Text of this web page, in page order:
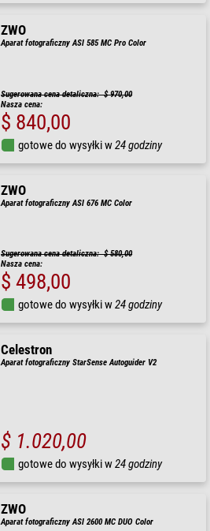
ZWO
Aparat fotograficzny ASI 585 MC Pro Color
Sugerowana cena detaliczna: $ 970,00
Nasza cena:
$ 840,00
gotowe do wysyłki w24 godziny
ZWO
Aparat fotograficzny ASI 676 MC Color
Sugerowana cena detaliczna: $ 580,00
Nasza cena:
$ 498,00
gotowe do wysyłki w24 godziny
Celestron
Aparat fotograficzny StarSense Autoguider V2
$ 1.020,00
gotowe do wysyłki w24 godziny
ZWO
Aparat fotograficzny ASI 2600 MC DUO Color